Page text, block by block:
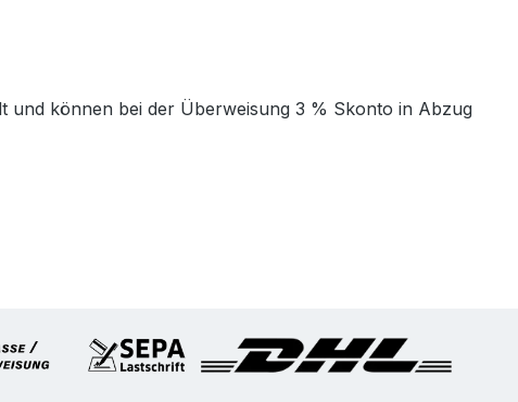
und können bei der Überweisung 3 % Skonto in Abzug